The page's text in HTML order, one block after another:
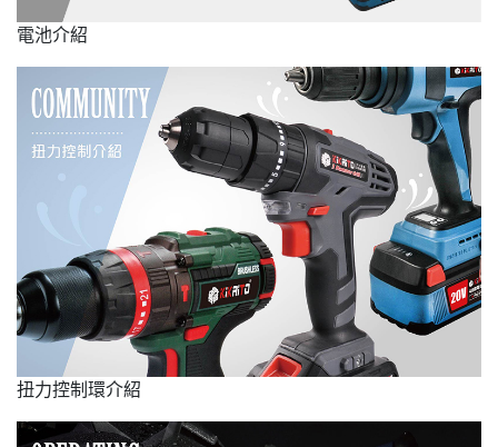
電池介紹
扭力控制環介紹